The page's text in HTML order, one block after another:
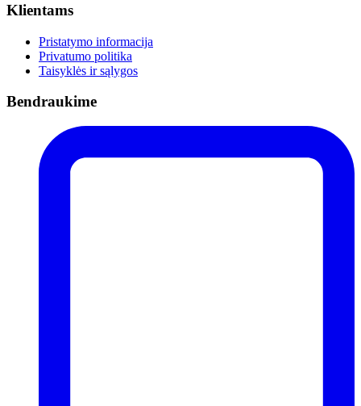
Klientams
Pristatymo informacija
Privatumo politika
Taisyklės ir sąlygos
Bendraukime